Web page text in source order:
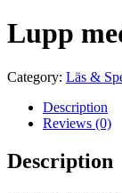
Lupp
Category: Läs &
Description
Reviews (0)
Description